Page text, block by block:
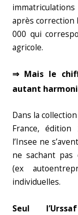
après correction
000 qui
agricole.
⇒ Mais le
autant
Dans la
France,
l’Insee ne
ne sachant pas
(ex
individuelles.
Seul